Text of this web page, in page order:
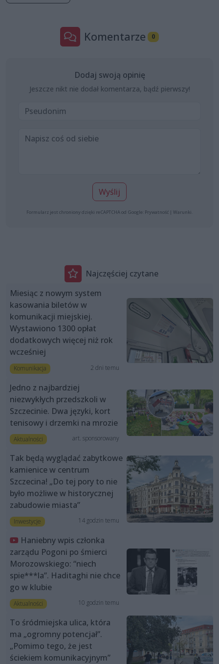
Komentarze 0
Dodaj swoją opinię
Jeszcze nikt nie dodał komentarza, bądź pierwszy!
Wyślij
Formularz jest chroniony dzięki reCAPTCHA od Google: Prywatność | Warunki
Najczęściej czytane
Miesiąc z nowym system
kasowania biletów w
komunikacji miejskiej.
Wystawiono 1300 opłat
dodatkowych więcej niż rok
wcześniej
Komunikacja 2 dni temu
Jedno z najbardziej
niezwykłych przedszkoli w
Szczecinie. Dwa języki, kort
tenisowy i drzemki na mrozie
Aktualności art. sponsorowany
Tak będą wyglądać zabytkowe
kamienice w centrum
Szczecina! „Do tej pory to nie
było możliwe w historycznej
zabudowie miasta”
Inwestycje 14 godzin temu
Haniebny wpis członka
zarządu Pogoni po śmierci
Morozowskiego: “niech
spie***la”. Haditaghi nie chce
go w klubie
Aktualności 10 godzin temu
To śródmiejska ulica, która
ma „ogromny potencjał”.
„Pomimo tego, że jest
ściekiem komunikacyjnym”